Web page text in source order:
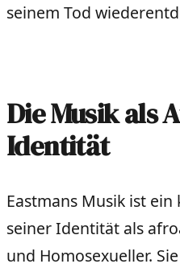
seinem Tod
Die Musik als
Identität
Eastmans Musik ist
seiner Identität als
und Homosexueller.